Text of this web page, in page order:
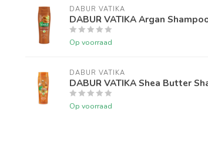
DABUR VATIKA
DABUR VATIKA Argan
Op voorraad
DABUR VATIKA
DABUR VATIKA Shea Butter
Op voorraad